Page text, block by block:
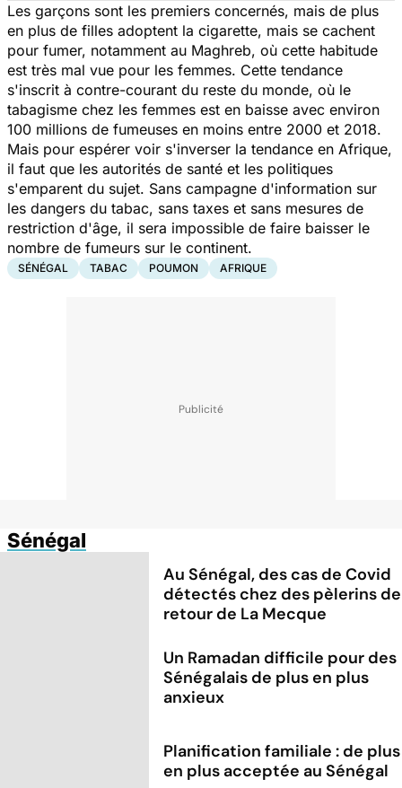
Les garçons sont les premiers concernés, mais de plus
en plus de filles adoptent la cigarette, mais se cachent
pour fumer, notamment au Maghreb, où cette habitude
est très mal vue pour les femmes. Cette tendance
s'inscrit à contre-courant du reste du monde, où le
tabagisme chez les femmes est en baisse avec environ
100 millions de fumeuses en moins entre 2000 et 2018.
Mais pour espérer voir s'inverser la tendance en Afrique,
il faut que les autorités de santé et les politiques
s'emparent du sujet. Sans campagne d'information sur
les dangers du tabac, sans taxes et sans mesures de
restriction d'âge, il sera impossible de faire baisser le
nombre de fumeurs sur le continent.
SÉNÉGAL TABAC POUMON AFRIQUE
Sénégal
Au Sénégal, des cas de Covid
détectés chez des pèlerins de
retour de La Mecque
Un Ramadan difficile pour des
Sénégalais de plus en plus
anxieux
Planification familiale : de plus
en plus acceptée au Sénégal